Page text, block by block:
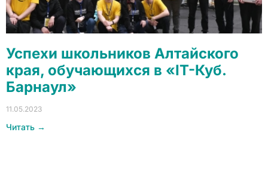
Успехи школьников Алтайского
края, обучающихся в «IT-Куб.
Барнаул»
11.05.2023
Читать →